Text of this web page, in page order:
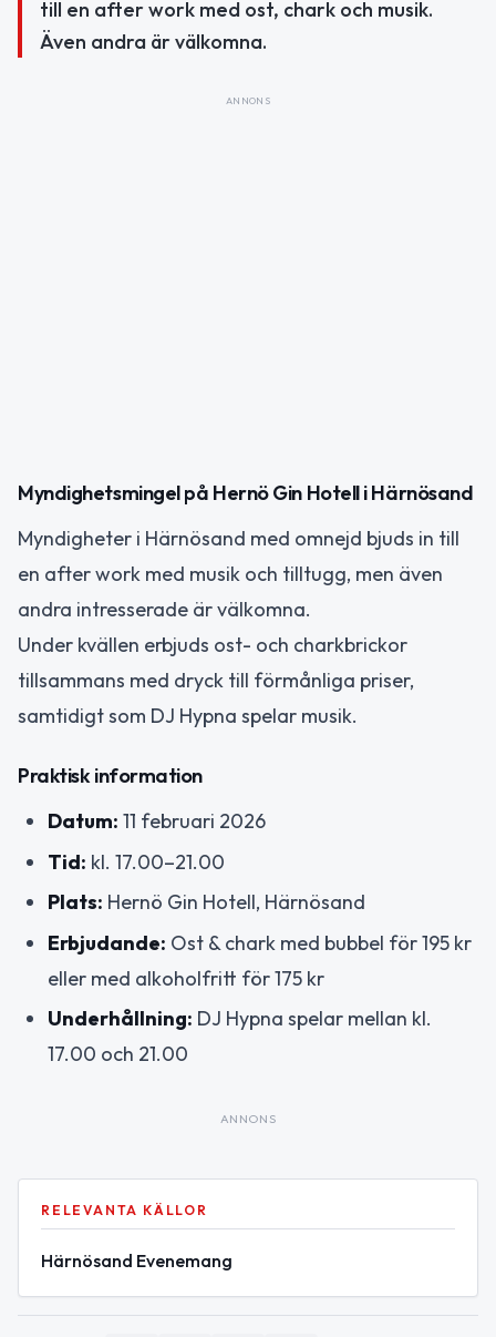
till en after work med ost, chark och musik.
Även andra är välkomna.
ANNONS
Myndighetsmingel på Hernö Gin Hotell i Härnösand
Myndigheter i Härnösand med omnejd bjuds in till
en after work med musik och tilltugg, men även
andra intresserade är välkomna.
Under kvällen erbjuds ost- och charkbrickor
tillsammans med dryck till förmånliga priser,
samtidigt som DJ Hypna spelar musik.
Praktisk information
Datum: 11 februari 2026
Tid: kl. 17.00–21.00
Plats: Hernö Gin Hotell, Härnösand
Erbjudande: Ost & chark med bubbel för 195 kr
eller med alkoholfritt för 175 kr
Underhållning: DJ Hypna spelar mellan kl.
17.00 och 21.00
ANNONS
RELEVANTA KÄLLOR
Härnösand Evenemang